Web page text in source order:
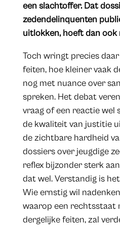
een slachtoffer. Dat
zedendelinquenten
uitlokken, hoeft dan ook
Toch wringt precies
feiten, hoe kleiner vaak
nog met nuance over
spreken. Het debat
vraag of een reactie wel
de kwaliteit van justitie
de zichtbare hardheid
dossiers over jeugdige
reflex bijzonder sterk
dat wel. Verstandig is
Wie ernstig wil
waarop een rechtsstaat
dergelijke feiten, zal